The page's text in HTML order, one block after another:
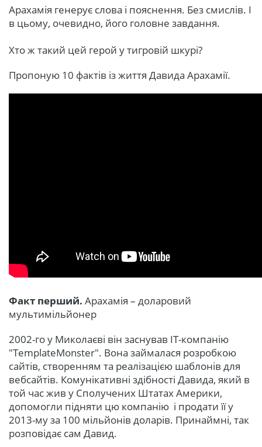
Арахамія генерує слова і пояснення. Без смислів. І
в цьому, очевидно, його головне завдання.
Хто ж такий цей герой у тигровій шкурі?
Пропоную 10 фактів із життя Давида Арахамії.
Факт перший. Арахамія – доларовий
мультимільйонер
2002-го у Миколаєві він заснував IT-компанію
"TemplateMonster". Вона займалася розробкою
сайтів, створенням та реалізацією шаблонів для
вебсайтів. Комунікативні здібності Давида, який в
той час жив у Сполучених Штатах Америки,
допомогли підняти цю компанію і продати її у
2013-му за 100 мільйонів доларів. Принаймні, так
розповідає сам Давид.